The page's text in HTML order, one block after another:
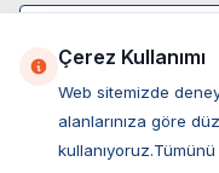
Çerez Kullanımı
Web sitemizde
alanlarınıza göre